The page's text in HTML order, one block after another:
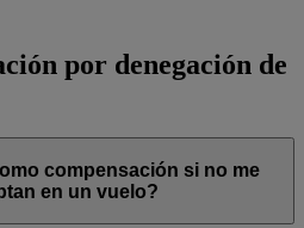
por denegación de
compensación si no me
en un vuelo?